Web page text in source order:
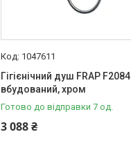
1047611
Гігієнічний душ FRAP F2084
вбудований, хром
Готово до відправки 7 од.
3 088 ₴